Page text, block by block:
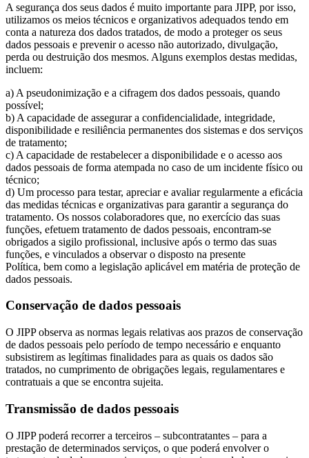
A segurança dos seus dados é muito importante para JIPP, por isso,
utilizamos os meios técnicos e organizativos adequados tendo em
conta a natureza dos dados tratados, de modo a proteger os seus
dados pessoais e prevenir o acesso não autorizado, divulgação,
perda ou destruição dos mesmos. Alguns exemplos destas medidas,
incluem:
a) A pseudonimização e a cifragem dos dados pessoais, quando
possível;
b) A capacidade de assegurar a confidencialidade, integridade,
disponibilidade e resiliência permanentes dos sistemas e dos serviços
de tratamento;
c) A capacidade de restabelecer a disponibilidade e o acesso aos
dados pessoais de forma atempada no caso de um incidente físico ou
técnico;
d) Um processo para testar, apreciar e avaliar regularmente a eficácia
das medidas técnicas e organizativas para garantir a segurança do
tratamento. Os nossos colaboradores que, no exercício das suas
funções, efetuem tratamento de dados pessoais, encontram-se
obrigados a sigilo profissional, inclusive após o termo das suas
funções, e vinculados a observar o disposto na presente
Política, bem como a legislação aplicável em matéria de proteção de
dados pessoais.
Conservação de dados pessoais
O JIPP observa as normas legais relativas aos prazos de conservação
de dados pessoais pelo período de tempo necessário e enquanto
subsistirem as legítimas finalidades para as quais os dados são
tratados, no cumprimento de obrigações legais, regulamentares e
contratuais a que se encontra sujeita.
Transmissão de dados pessoais
O JIPP poderá recorrer a terceiros – subcontratantes – para a
prestação de determinados serviços, o que poderá envolver o